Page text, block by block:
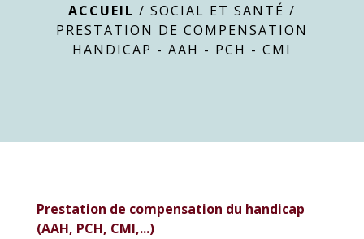
ACCUEIL / SOCIAL ET SANTÉ /
PRESTATION DE COMPENSATION
HANDICAP - AAH - PCH - CMI
Prestation de compensation du handicap
(AAH, PCH, CMI,...)